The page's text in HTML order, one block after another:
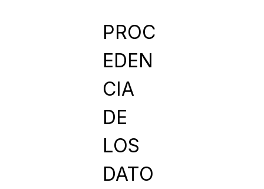
PROC
EDEN
CIA
DE
LOS
DATO